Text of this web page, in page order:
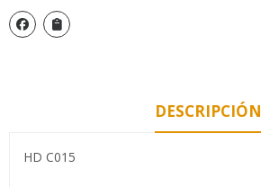
DESCRIPCIÓN
HD C015